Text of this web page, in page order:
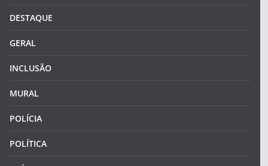
DESTAQUE
GERAL
INCLUSÃO
MURAL
POLÍCIA
POLÍTICA